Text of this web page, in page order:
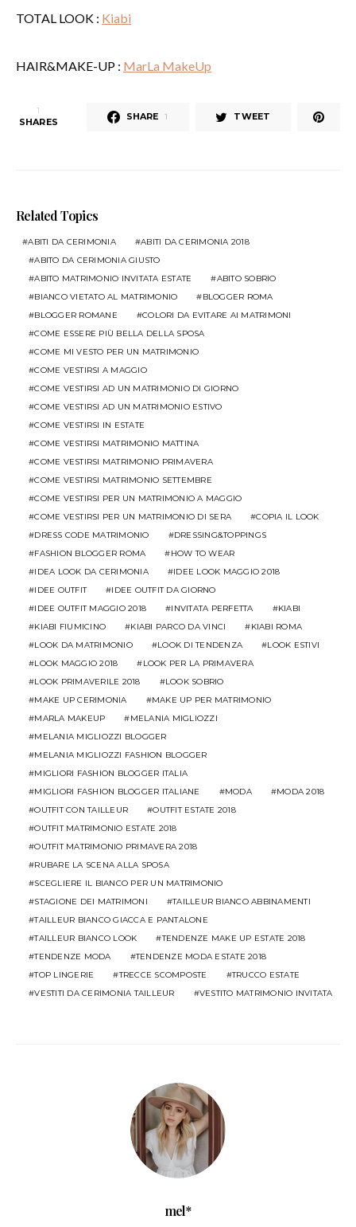
TOTAL LOOK : Kiabi
HAIR&MAKE-UP : MarLa MakeUp
1
SHARES SHARE 1 TWEET
Related Topics
ABITI DA CERIMONIA
ABITI DA CERIMONIA 2018
ABITO DA CERIMONIA GIUSTO
ABITO MATRIMONIO INVITATA ESTATE
ABITO SOBRIO
BIANCO VIETATO AL MATRIMONIO
BLOGGER ROMA
BLOGGER ROMANE
COLORI DA EVITARE AI MATRIMONI
COME ESSERE PIÙ BELLA DELLA SPOSA
COME MI VESTO PER UN MATRIMONIO
COME VESTIRSI A MAGGIO
COME VESTIRSI AD UN MATRIMONIO DI GIORNO
COME VESTIRSI AD UN MATRIMONIO ESTIVO
COME VESTIRSI IN ESTATE
COME VESTIRSI MATRIMONIO MATTINA
COME VESTIRSI MATRIMONIO PRIMAVERA
COME VESTIRSI MATRIMONIO SETTEMBRE
COME VESTIRSI PER UN MATRIMONIO A MAGGIO
COME VESTIRSI PER UN MATRIMONIO DI SERA
COPIA IL LOOK
DRESS CODE MATRIMONIO
DRESSING&TOPPINGS
FASHION BLOGGER ROMA
HOW TO WEAR
IDEA LOOK DA CERIMONIA
IDEE LOOK MAGGIO 2018
IDEE OUTFIT
IDEE OUTFIT DA GIORNO
IDEE OUTFIT MAGGIO 2018
INVITATA PERFETTA
KIABI
KIABI FIUMICINO
KIABI PARCO DA VINCI
KIABI ROMA
LOOK DA MATRIMONIO
LOOK DI TENDENZA
LOOK ESTIVI
LOOK MAGGIO 2018
LOOK PER LA PRIMAVERA
LOOK PRIMAVERILE 2018
LOOK SOBRIO
MAKE UP CERIMONIA
MAKE UP PER MATRIMONIO
MARLA MAKEUP
MELANIA MIGLIOZZI
MELANIA MIGLIOZZI BLOGGER
MELANIA MIGLIOZZI FASHION BLOGGER
MIGLIORI FASHION BLOGGER ITALIA
MIGLIORI FASHION BLOGGER ITALIANE
MODA
MODA 2018
OUTFIT CON TAILLEUR
OUTFIT ESTATE 2018
OUTFIT MATRIMONIO ESTATE 2018
OUTFIT MATRIMONIO PRIMAVERA 2018
RUBARE LA SCENA ALLA SPOSA
SCEGLIERE IL BIANCO PER UN MATRIMONIO
STAGIONE DEI MATRIMONI
TAILLEUR BIANCO ABBINAMENTI
TAILLEUR BIANCO GIACCA E PANTALONE
TAILLEUR BIANCO LOOK
TENDENZE MAKE UP ESTATE 2018
TENDENZE MODA
TENDENZE MODA ESTATE 2018
TOP LINGERIE
TRECCE SCOMPOSTE
TRUCCO ESTATE
VESTITI DA CERIMONIA TAILLEUR
VESTITO MATRIMONIO INVITATA
mel*